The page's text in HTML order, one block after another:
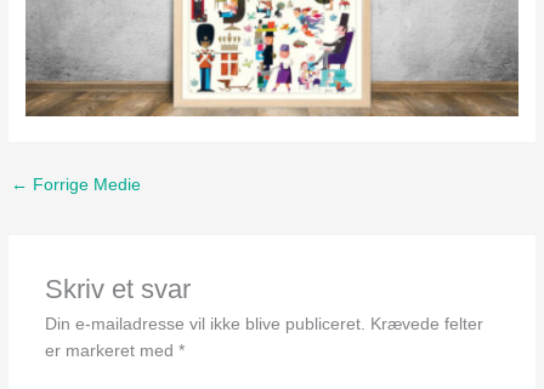
← Forrige Medie
Skriv et svar
Din e-mailadresse vil ikke blive publiceret. Krævede felter
er markeret med *